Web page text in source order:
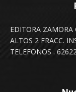
EDITORA ZAMORA
ALTOS 2 FRACC.
TELEFONOS .